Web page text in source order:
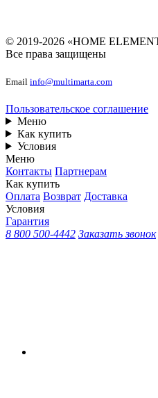
© 2019-2026 «HOME
Все права защищены
Email info@multimarta.com
Пользовательское соглашение
Меню
Как купить
Условия
Меню
Контакты Партнерам
Как купить
Оплата Возврат Доставка
Условия
Гарантия
8 800 500-4442 Заказать звонок